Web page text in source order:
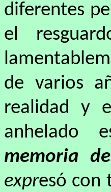
diferentes
el
de varios
realidad y
anhelado
memoria
expresó con